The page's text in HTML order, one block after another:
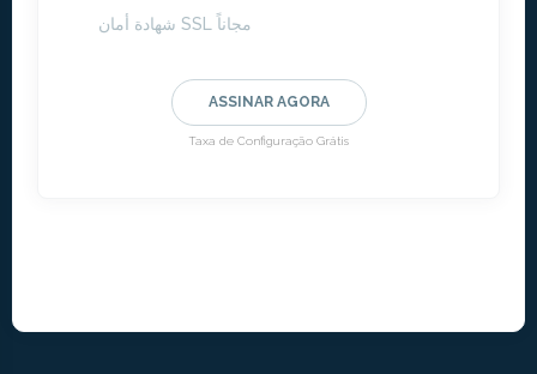
شهادة أمان SSL مجاناً
ASSINAR AGORA
Taxa de Configuração Grátis